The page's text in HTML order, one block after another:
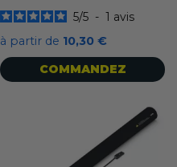
5/5 - 1 avis
à partir de 10,30 €
COMMANDEZ